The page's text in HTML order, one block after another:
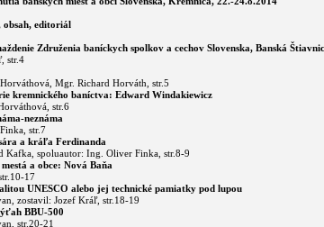
obsah, editoriál
Združenia baníckych spolkov a cechov Slovenska, Banská
str.4
Mgr. Richard Horváth, str.5
kremnického baníctva: Edward Windakiewicz
str.6
neznáma
str.7
a kráľa Ferdinanda
Kafka, spoluautor: Ing. Oliver Finka, str.8-9
mestá a obce: Nová Baňa
17
UNESCO alebo jej technické pamiatky pod lupou
zostavil: Jozef Kráľ, str.18-19
BBU-500
str.20-21